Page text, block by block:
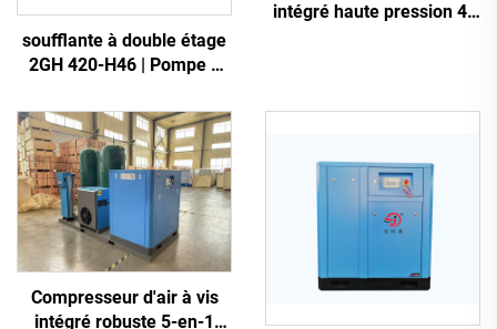
soufflante à double étage
2GH 420-H46 | Pompe à
triphasée
intégré haute pression 4-
Compresseur d'air à vis
intégré robuste 5-en-1